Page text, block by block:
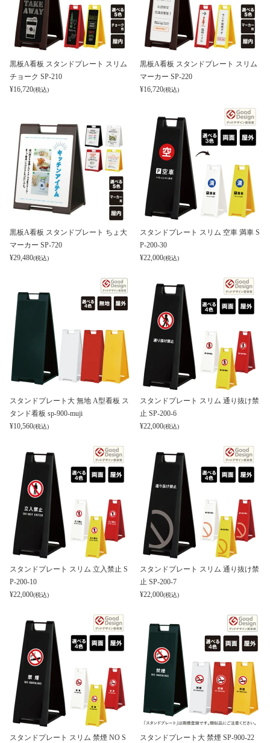
黒板A看板 スタンドプレート スリム
チョーク SP-210
¥16,720(税込)
黒板A看板 スタンドプレート スリム
マーカー SP-220
¥16,720(税込)
黒板A看板 スタンドプレート ちょ大
マーカー SP-720
¥29,480(税込)
スタンドプレート スリム 空車 満車 S
P-200-30
¥22,000(税込)
スタンドプレート大 無地 A型看板 ス
タンド看板 sp-900-muji
¥10,560(税込)
スタンドプレート スリム 通り抜け禁
止 SP-200-6
¥22,000(税込)
スタンドプレート スリム 立入禁止 S
P-200-10
¥22,000(税込)
スタンドプレート スリム 通り抜け禁
止 SP-200-7
¥22,000(税込)
スタンドプレート スリム 禁煙 NO S
スタンドプレート大 禁煙 SP-900-22